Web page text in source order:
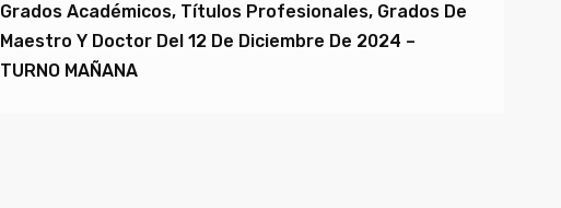
Grados Académicos, Títulos Profesionales, Grados De
Maestro Y Doctor Del 12 De Diciembre De 2024 –
TURNO MAÑANA